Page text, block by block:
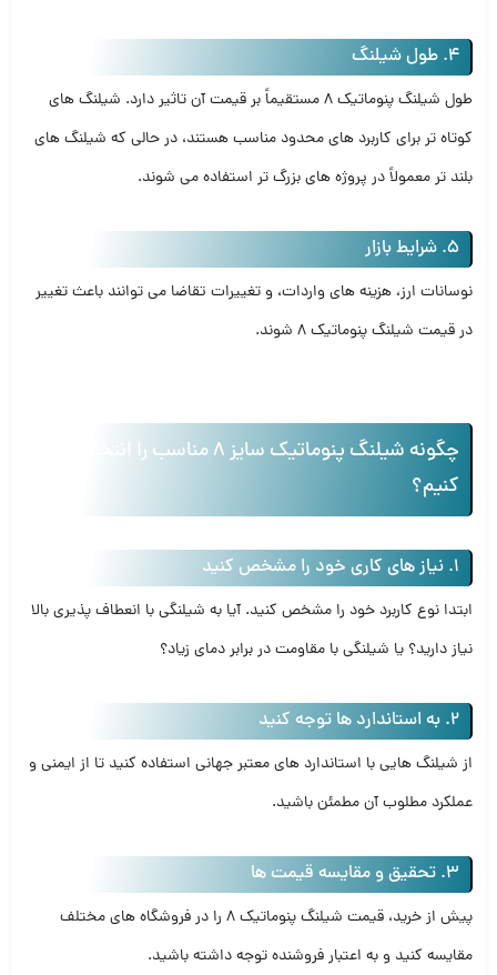
4. طول شیلنگ
طول شیلنگ پنوماتیک 8 مستقیماً بر قیمت آن تاثیر دارد. شیلنگ‌ های
کوتاه‌ تر برای کاربرد های محدود مناسب هستند، در حالی که شیلنگ‌ های
بلند تر معمولاً در پروژه‌ های بزرگ‌ تر استفاده می‌ شوند.
5. شرایط بازار
نوسانات ارز، هزینه‌ های واردات، و تغییرات تقاضا می‌ توانند باعث تغییر
در قیمت شیلنگ پنوماتیک 8 شوند.
چگونه شیلنگ پنوماتیک سایز 8 مناسب را انتخاب
کنیم؟
1. نیاز های کاری خود را مشخص کنید
ابتدا نوع کاربرد خود را مشخص کنید. آیا به شیلنگی با انعطاف‌ پذیری بالا
نیاز دارید؟ یا شیلنگی با مقاومت در برابر دمای زیاد؟
2. به استاندارد ها توجه کنید
از شیلنگ‌ هایی با استاندارد های معتبر جهانی استفاده کنید تا از ایمنی و
عملکرد مطلوب آن مطمئن باشید.
3. تحقیق و مقایسه قیمت‌ ها
پیش از خرید، قیمت شیلنگ پنوماتیک 8 را در فروشگاه‌ های مختلف
مقایسه کنید و به اعتبار فروشنده توجه داشته باشید.